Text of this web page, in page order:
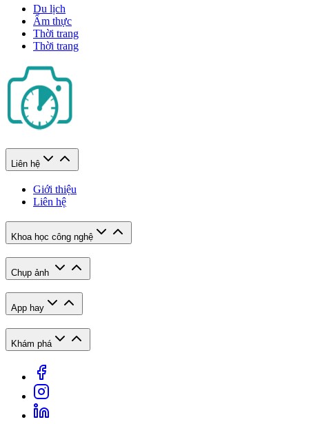
Du lịch
Ẩm thực
Thời trang
Thời trang
Liên hệ
Giới thiệu
Liên hệ
Khoa học công nghệ
Chụp ảnh
App hay
Khám phá